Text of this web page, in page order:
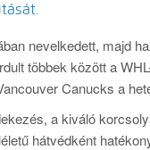
nevelkedett, majd
többek között a
Canucks a
a kiváló
hátvédként